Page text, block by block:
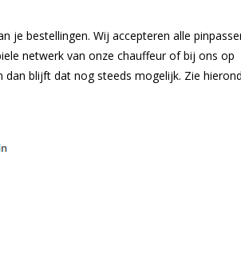
je bestellingen. Wij accepteren alle
netwerk van onze chauffeur of bij ons op
blijft dat nog steeds mogelijk. Zie